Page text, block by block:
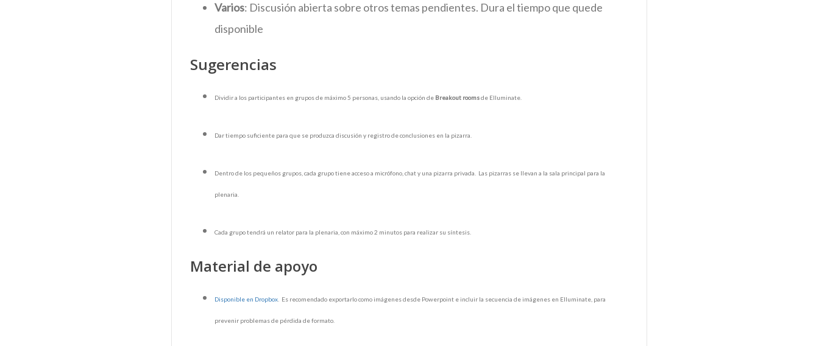
Varios: Discusión abierta sobre otros temas pendientes. Dura el tiempo que quede
disponible
Sugerencias
Dividir a los participantes en grupos de máximo 5 personas, usando la opción de Breakout roomsde Elluminate.
Dar tiempo suficiente para que se produzca discusión y registro de conclusiones en la pizarra.
Dentro de los pequeños grupos, cada grupo tiene acceso a micrófono, chat y una pizarra privada. Las pizarras se llevan a la sala principal para la
plenaria.
Cada grupo tendrá un relator para la plenaria, con máximo 2 minutos para realizar su síntesis.
Material de apoyo
Disponible en Dropbox . Es recomendado exportarlo como imágenes desde Powerpoint e incluir la secuencia de imágenes en Elluminate, para
prevenir problemas de pérdida de formato.